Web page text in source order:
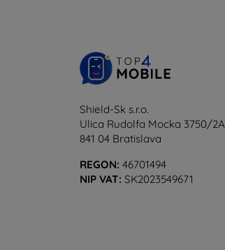
Shield-Sk s.r.o.
Ulica Rudolfa Mocka 3750/2A
841 04 Bratislava
REGON: 46701494
NIP VAT: SK2023549671